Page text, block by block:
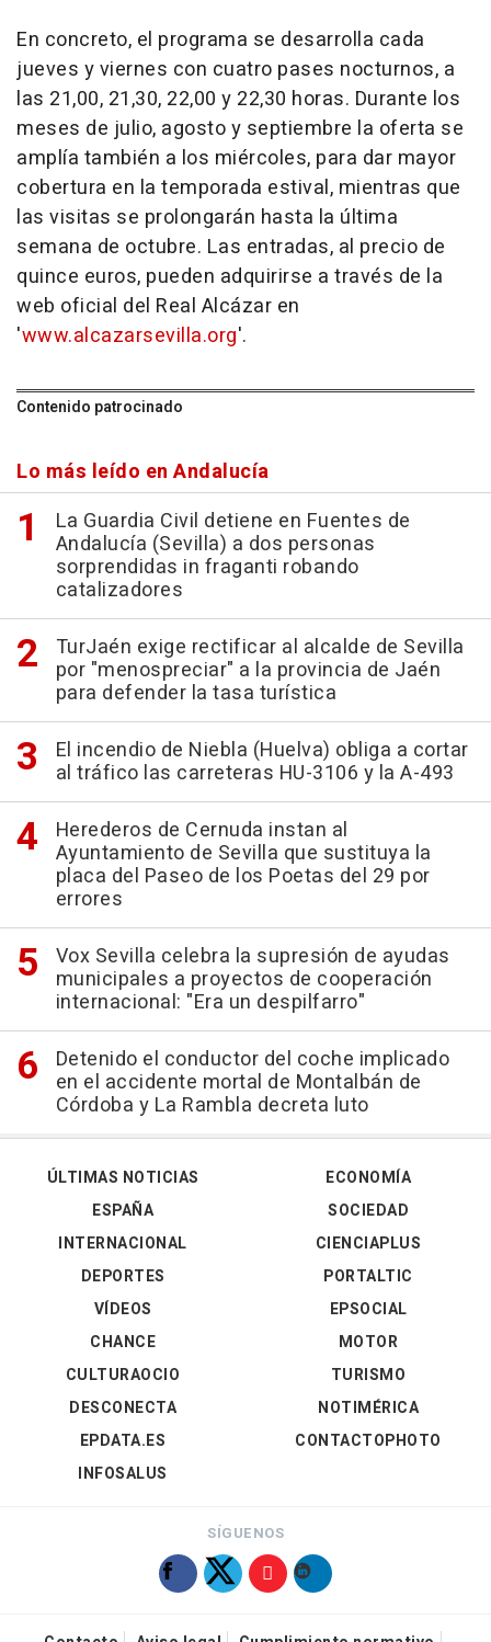
En concreto, el programa se desarrolla cada
jueves y viernes con cuatro pases nocturnos, a
las 21,00, 21,30, 22,00 y 22,30 horas. Durante los
meses de julio, agosto y septiembre la oferta se
amplía también a los miércoles, para dar mayor
cobertura en la temporada estival, mientras que
las visitas se prolongarán hasta la última
semana de octubre. Las entradas, al precio de
quince euros, pueden adquirirse a través de la
web oficial del Real Alcázar en
'www.alcazarsevilla.org'.
Contenido patrocinado
Lo más leído en Andalucía
La Guardia Civil detiene en Fuentes de
Andalucía (Sevilla) a dos personas
sorprendidas in fraganti robando
catalizadores
TurJaén exige rectificar al alcalde de Sevilla
por "menospreciar" a la provincia de Jaén
para defender la tasa turística
El incendio de Niebla (Huelva) obliga a cortar
al tráfico las carreteras HU-3106 y la A-493
Herederos de Cernuda instan al
Ayuntamiento de Sevilla que sustituya la
placa del Paseo de los Poetas del 29 por
errores
Vox Sevilla celebra la supresión de ayudas
municipales a proyectos de cooperación
internacional: "Era un despilfarro"
Detenido el conductor del coche implicado
en el accidente mortal de Montalbán de
Córdoba y La Rambla decreta luto
ÚLTIMAS NOTICIAS
ESPAÑA
INTERNACIONAL
DEPORTES
VÍDEOS
ECONOMÍA
SOCIEDAD
CIENCIAPLUS
PORTALTIC
EPSOCIAL
CHANCE
CULTURAOCIO
DESCONECTA
EPDATA.ES
INFOSALUS
MOTOR
TURISMO
NOTIMÉRICA
CONTACTOPHOTO
SÍGUENOS